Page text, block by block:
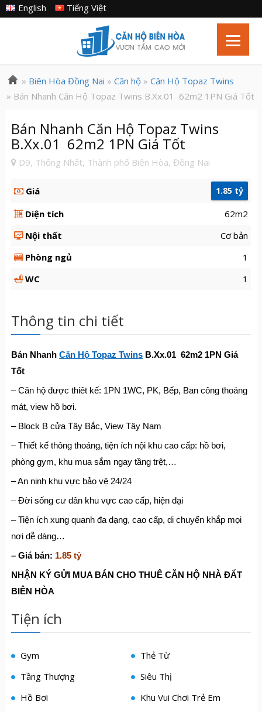
Tiếng Việt
English
» Biên Hòa Đồng Nai » Căn hộ» Căn Hộ Topaz Twins
» Bán Nhanh Căn Hộ Topaz Twins B.Xx.01 62m2 1PN Giá Tốt
Bán Nhanh Căn Hộ Topaz Twins
B.Xx.01 62m2 1PN Giá Tốt
D9, Thống Nhất, Thành phố Biên Hòa, Đồng Nai
Giá 1.85 tỷ
Diện tích
62m2
Nội thất
Cơ bản
Phòng ngủ
1
WC
1
Thông tin chi tiết
Bán Nhanh Căn Hộ Topaz TwinsB.Xx.01 62m2 1PN Giá
Tốt
– Căn hộ được thiêt kế: 1PN 1WC, PK, Bếp, Ban công thoáng
mát, view hồ bơi.
– Block B cửa Tây Bắc, View Tây Nam
– Thiết kế thông thoáng, tiện ích nội khu cao cấp: hồ bơi,
phòng gym, khu mua sắm ngay tầng trệt,…
– An ninh khu vực bảo vệ 24/24
– Đời sống cư dân khu vực cao cấp, hiện đại
– Tiện ích xung quanh đa dạng, cao cấp, di chuyển khắp mọi
nơi dễ dàng…
– Giá bán: 1.85 tỷ
NHẬN KÝ GỬI MUA BÁN CHO THUÊ CĂN HỘ NHÀ ĐẤT
BIÊN HÒA
Tiện ích
Gym
Thẻ Từ
Tầng Thượng
Siêu Thị
Hồ Bơi
Khu Vui Chơi Trẻ Em